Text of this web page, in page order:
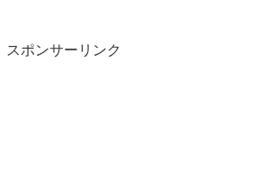
スポンサーリンク